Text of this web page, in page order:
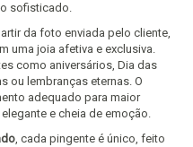
sofisticado.
da foto enviada pelo cliente,
uma joia afetiva e exclusiva.
como aniversários, Dia das
ou lembranças eternas. O
adequado para maior
e cheia de emoção.
, cada pingente é único, feito